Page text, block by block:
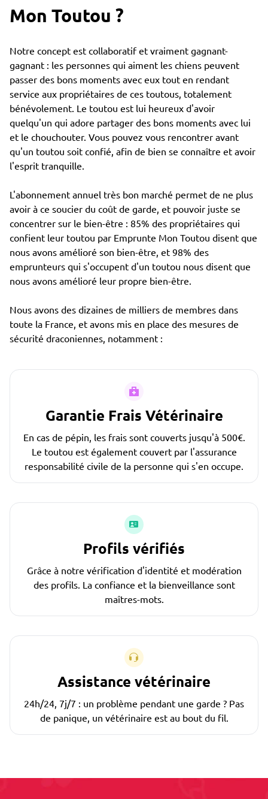
Mon Toutou ?
Notre concept est collaboratif et vraiment gagnant-
gagnant : les personnes qui aiment les chiens peuvent
passer des bons moments avec eux tout en rendant
service aux propriétaires de ces toutous, totalement
bénévolement. Le toutou est lui heureux d'avoir
quelqu'un qui adore partager des bons moments avec lui
et le chouchouter. Vous pouvez vous rencontrer avant
qu'un toutou soit confié, afin de bien se connaître et avoir
l'esprit tranquille.
L'abonnement annuel très bon marché permet de ne plus
avoir à ce soucier du coût de garde, et pouvoir juste se
concentrer sur le bien-être : 85% des propriétaires qui
confient leur toutou par Emprunte Mon Toutou disent que
nous avons amélioré son bien-être, et 98% des
emprunteurs qui s'occupent d'un toutou nous disent que
nous avons amélioré leur propre bien-être.
Nous avons des dizaines de milliers de membres dans
toute la France, et avons mis en place des mesures de
sécurité draconiennes, notamment :
Garantie Frais Vétérinaire
En cas de pépin, les frais sont couverts jusqu'à 500€.
Le toutou est également couvert par l'assurance
responsabilité civile de la personne qui s'en occupe.
Profils vérifiés
Grâce à notre vérification d'identité et modération
des profils. La confiance et la bienveillance sont
maîtres-mots.
Assistance vétérinaire
24h/24, 7j/7 : un problème pendant une garde ? Pas
de panique, un vétérinaire est au bout du fil.